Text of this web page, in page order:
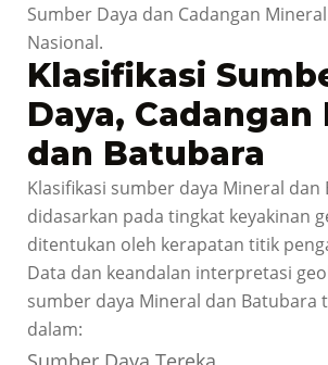
Sumber Daya dan Cadangan
Nasional.
Klasifikasi
Daya, Cadangan
dan Batubara
Klasifikasi sumber daya Mineral dan
didasarkan pada tingkat keyakinan
ditentukan oleh kerapatan titik
Data dan keandalan interpretasi
sumber daya Mineral dan Batubara
dalam: